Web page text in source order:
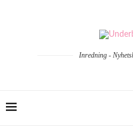
Inredning -